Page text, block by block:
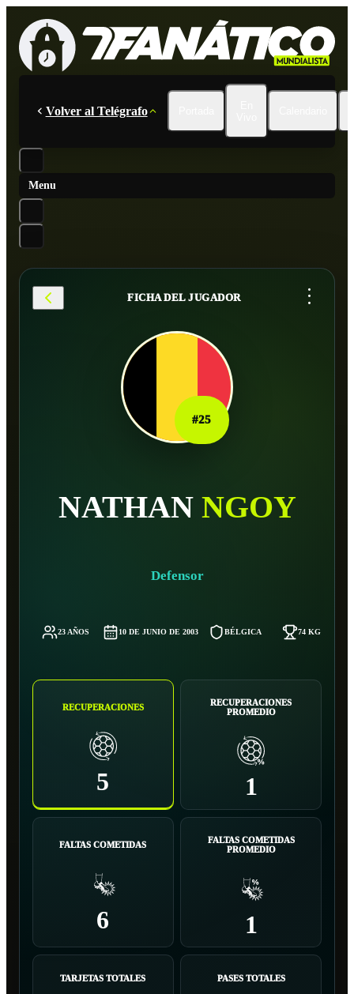
Volver al Telégrafo
Menu
FICHA DEL JUGADOR ...
#25
NATHAN NGOY
Defensor
23 AÑOS 10 DE JUNIO DE 2003 BÉLGICA 74 KG
RECUPERACIONES
5
RECUPERACIONES
PROMEDIO
1
FALTAS COMETIDAS
6
FALTAS COMETIDAS
PROMEDIO
1
TARJETAS TOTALES PASES TOTALES